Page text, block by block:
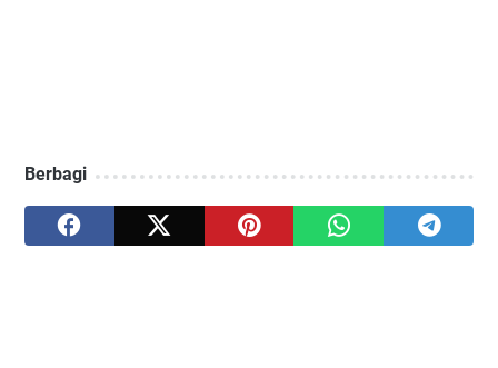
Berbagi